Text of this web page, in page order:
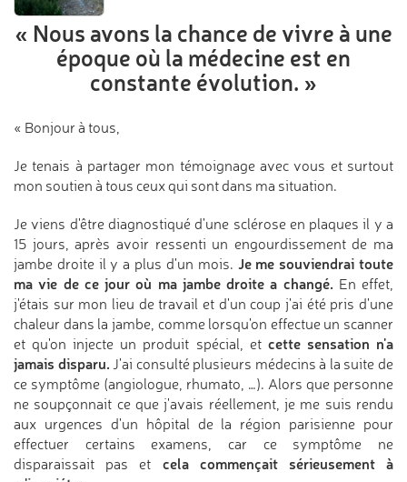
« Nous avons la chance de vivre à une
époque où la médecine est en
constante évolution. »
« Bonjour à tous,
Je tenais à partager mon témoignage avec vous et surtout
mon soutien à tous ceux qui sont dans ma situation.
Je viens d'être diagnostiqué d'une sclérose en plaques il y a
15 jours, après avoir ressenti un engourdissement de ma
jambe droite il y a plus d'un mois. Je me souviendrai toute
ma vie de ce jour où ma jambe droite a changé. En effet,
j'étais sur mon lieu de travail et d'un coup j'ai été pris d'une
chaleur dans la jambe, comme lorsqu'on effectue un scanner
et qu'on injecte un produit spécial, et cette sensation n'a
jamais disparu. J'ai consulté plusieurs médecins à la suite de
ce symptôme (angiologue, rhumato, …). Alors que personne
ne soupçonnait ce que j'avais réellement, je me suis rendu
aux urgences d'un hôpital de la région parisienne pour
effectuer certains examens, car ce symptôme ne
disparaissait pas et cela commençait sérieusement à